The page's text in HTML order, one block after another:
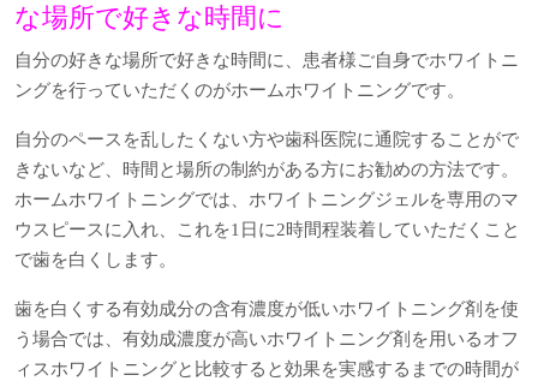
な場所で好きな時間に
自分の好きな場所で好きな時間に、患者様ご自身でホワイトニ
ングを行っていただくのがホームホワイトニングです。
自分のペースを乱したくない方や歯科医院に通院することがで
きないなど、時間と場所の制約がある方にお勧めの方法です。
ホームホワイトニングでは、ホワイトニングジェルを専用のマ
ウスピースに入れ、これを1日に2時間程装着していただくこと
で歯を白くします。
歯を白くする有効成分の含有濃度が低いホワイトニング剤を使
う場合では、有効成濃度が高いホワイトニング剤を用いるオフ
ィスホワイトニングと比較すると効果を実感するまでの時間が